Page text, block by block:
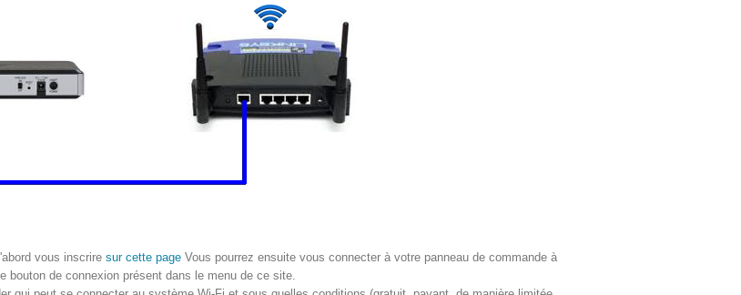
vous inscrire sur cette page Vous pourrez ensuite vous connecter à votre panneau de commande à
bouton de connexion présent dans le menu de ce site.